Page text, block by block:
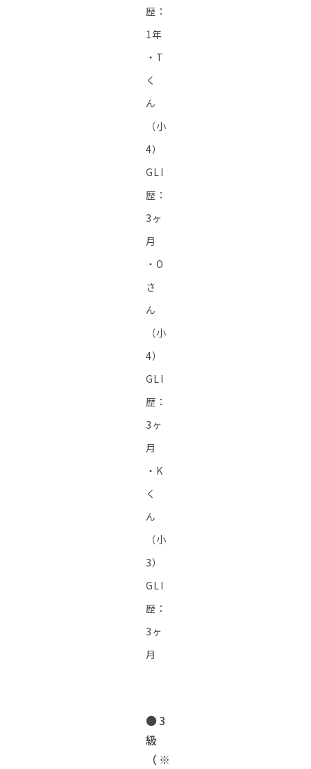
歴：
1年
・T
く
ん
（小
4）
GLI
歴：
3ヶ
月
・O
さ
ん
（小
4）
GLI
歴：
3ヶ
月
・K
く
ん
（小
3）
GLI
歴：
3ヶ
月
●3
級
（※